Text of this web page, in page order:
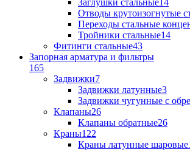
Заглушки стальные14
Отводы крутоизогнутые
Переходы стальные
Тройники стальные14
Фитинги стальные43
Запорная арматура и фильтры
165
Задвижки7
Задвижки латунные3
Задвижки чугунные с
Клапаны26
Клапаны обратные26
Краны122
Краны латунные шаровые